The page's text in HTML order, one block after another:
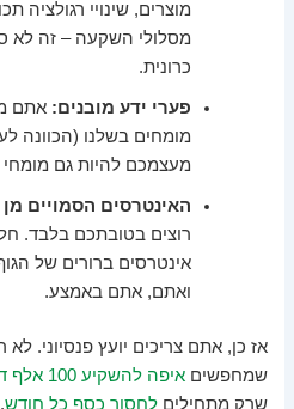
מוצרים, שינויי רגולציה
מסלולי השקעה – זה לא
כרונית.
פערי ידע מובנים: אתם
מומחים בשלנו (הכוונה
מעצמכם להיות גם מומחי
האינטרסים הסמויים מן
רוצים בטובתכם בלבד.
אינטרסים ברורים של
ואתם, אתם באמצע.
אז כן, אתם צריכים יועץ פנסיוני.
שמחפשיםאיפה להשקיע 100 אלף דולר
שרק מתחיליםלחסוך כסף כל חודש